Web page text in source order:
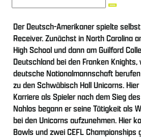
Der Deutsch-Amerikaner spielte
Receiver. Zunächst in North Carolina
High School und dann am Guilford
Deutschland bei den Franken
deutsche Nationalmannschaft
zu den Schwäbisch Hall Unicorns.
Karriere als Spieler nach dem Sieg
Nahlos begann er seine Tätigkeit als
bei den Unicorns aufzunehmen. Hier
Bowls und zwei CEFL Championships